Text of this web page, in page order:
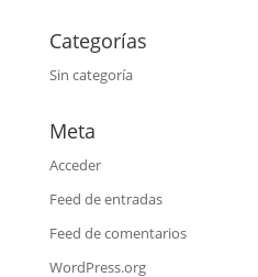
Categorías
Sin categoría
Meta
Acceder
Feed de entradas
Feed de comentarios
WordPress.org